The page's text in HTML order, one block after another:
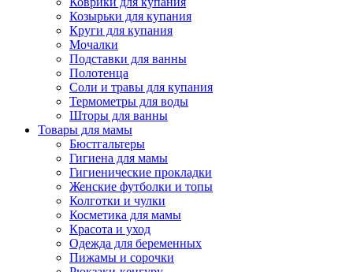
Козырьки для купания
Круги для купания
Мочалки
Подставки для ванны
Полотенца
Соли и травы для купания
Термометры для воды
Шторы для ванны
Товары для мамы
Бюстгальтеры
Гигиена для мамы
Гигиенические прокладки
Женские футболки и топы
Колготки и чулки
Косметика для мамы
Красота и уход
Одежда для беременных
Пижамы и сорочки